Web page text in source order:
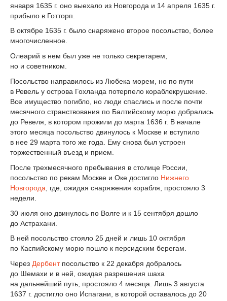
января 1635 г. оно выехало из Новгорода и 14 апреля 1635 г.
прибыло в Готторп.
В октябре 1635 г. было снаряжено второе посольство, более
многочисленное.
Олеарий в нем был уже не только секретарем,
но и советником.
Посольство направилось из Любека морем, но по пути
в Ревель у острова Гохланда потерпело кораблекрушение.
Все имущество погибло, но люди спаслись и после почти
месячного странствования по Балтийскому морю добрались
до Ревеля, в котором прожили до марта 1636 г. В начале
этого месяца посольство двинулось к Москве и вступило
в нее 29 марта того же года. Ему снова был устроен
торжественный въезд и прием.
После трехмесячного пребывания в столице России,
посольство по рекам Москве и Оке достигло Нижнего
Новгорода , где, ожидая снаряжения корабля, простояло 3
недели.
30 июля оно двинулось по Волге и к 15 сентября дошло
до Астрахани.
В ней посольство стояло 25 дней и лишь 10 октября
по Каспийскому морю пошло к персидским берегам.
Через Дербентпосольство к 22 декабря добралось
до Шемахи и в ней, ожидая разрешения шаха
на дальнейший путь, простояло 4 месяца. Лишь 3 августа
1637 г. достигло оно Испагани, в которой оставалось до 20